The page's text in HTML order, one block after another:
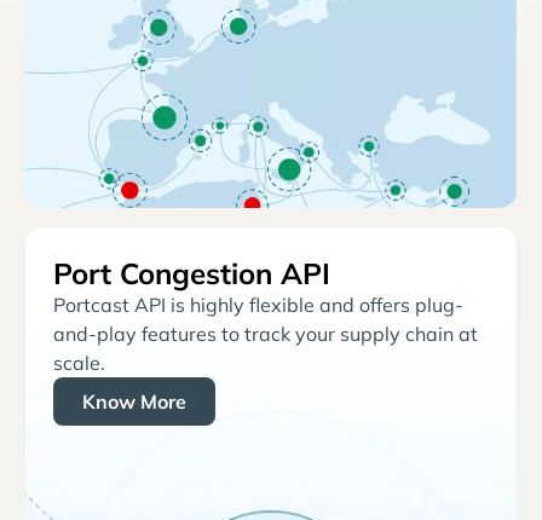
Port Congestion API
Portcast API is highly flexible and offers plug-
and-play features to track your supply chain at
scale.
Know More